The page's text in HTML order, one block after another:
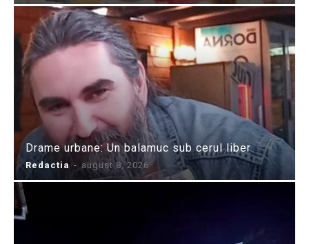
Drame urbane: Un balamuc sub cerul liber
Redactia - august 8, 2026